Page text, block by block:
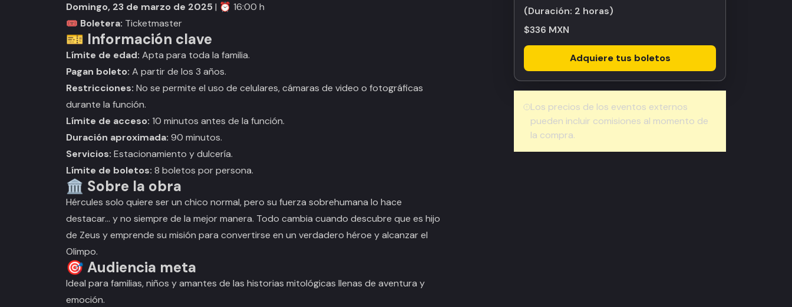
Domingo, 23 de marzo de 2025| ⏰ 16:00 h
🎟 Boletera: Ticketmaster
🎫 Información clave
Límite de edad: Apta para toda la familia.
Pagan boleto: A partir de los 3 años.
Restricciones: No se permite el uso de celulares, cámaras de video o fotográficas
durante la función.
Límite de acceso: 10 minutos antes de la función.
Duración aproximada: 90 minutos.
Servicios: Estacionamiento y dulcería.
Límite de boletos: 8 boletos por persona.
🏛️ Sobre la obra
Hércules solo quiere ser un chico normal, pero su fuerza sobrehumana lo hace
destacar… y no siempre de la mejor manera. Todo cambia cuando descubre que es hijo
de Zeus y emprende su misión para convertirse en un verdadero héroe y alcanzar el
Olimpo.
🎯 Audiencia meta
Ideal para familias, niños y amantes de las historias mitológicas llenas de aventura y
emoción.
(Duración: 2 horas)
$336 MXN
Adquiere tus boletos
Los precios de los eventos externos
pueden incluir comisiones al momento de
la compra.